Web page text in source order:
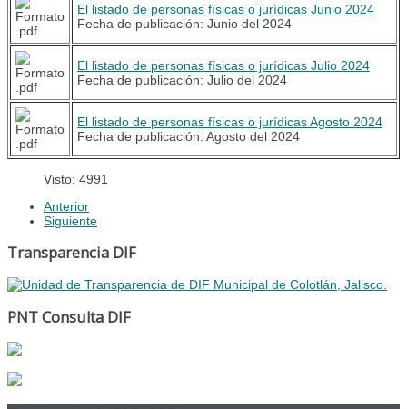
El listado de personas físicas o jurídicas Junio 2024
Fecha de publicación: Junio del 2024
El listado de personas físicas o jurídicas Julio 2024
Fecha de publicación: Julio del 2024
El listado de personas físicas o jurídicas Agosto 2024
Fecha de publicación: Agosto del 2024
Visto: 4991
Anterior
Siguiente
Transparencia DIF
PNT Consulta DIF